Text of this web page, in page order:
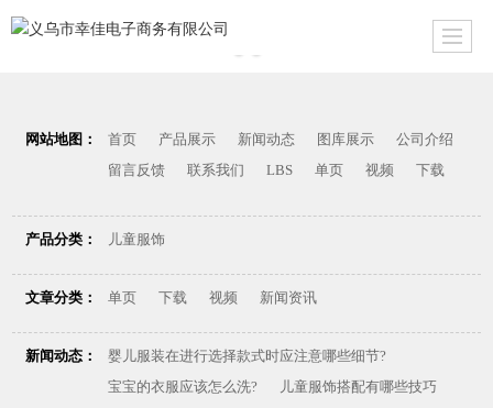
网站地图： 首页 产品展示 新闻动态 图库展示
公司介绍
留言反馈
联系我们 LBS 单页 视频 下载
产品分类： 儿童服饰
文章分类： 单页 下载 视频 新闻资讯
新闻动态：
婴儿服装在进行选择款式时应注意哪些细节?
宝宝的衣服应该怎么洗?
儿童服饰搭配有哪些技巧